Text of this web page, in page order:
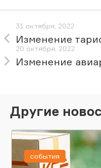
31 октября, 2022
Изменение
20 октября, 2022
Изменение
Другие
события